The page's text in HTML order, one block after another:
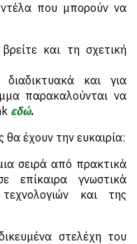
που μπορούν να
και τη σχετική
και για
παρακαλούνται να
εδώ.
έχουν την ευκαιρία:
από πρακτικά
επίκαιρα γνωστικά
και της
στελέχη του